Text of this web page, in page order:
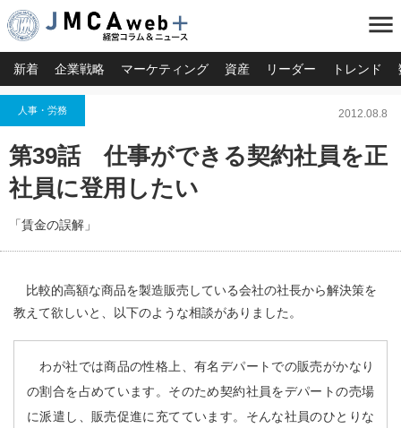
menu
新着 企業戦略 マーケティング 資産 リーダー トレンド
人事・労務 2012.08.8
第39話 仕事ができる契約社員を正
社員に登用したい
「賃金の誤解」
比較的高額な商品を製造販売している会社の社長から解決策を
教えて欲しいと、以下のような相談がありました。
わが社では商品の性格上、有名デパートでの販売がかなり
の割合を占めています。そのため契約社員をデパートの売場
に派遣し、販売促進に充てています。そんな社員のひとりな